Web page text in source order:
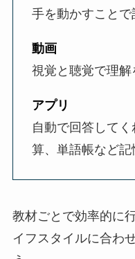
手を動かすこと
動画
視覚と聴覚で理
アプリ
自動で回答して
算、単語帳など
教材ごとで効率的に
イフスタイルに合わ